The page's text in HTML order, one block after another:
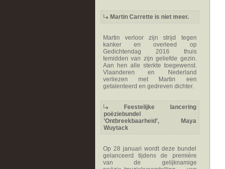
Martin Carrette is niet meer.
Martin verloor zijn strijd tegen
kanker en overleed op
Gedichtendag 2016 thuis
temidden van zijn geliefde gezin.
Aan hen alle sterkte toegewenst.
Vlaanderen en Nederland
verliezen met Martin een
getalenteerd en gedreven dichter.
Feestelijke lancering
poëziebundel
’Ontbreekbaarheid’, Maya
Wuytack
Op 28 januari wordt deze bundel
gelanceerd tijdens de première
van de gelijknamige